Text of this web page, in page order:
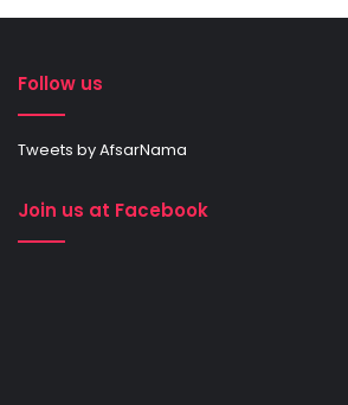
Follow us
Tweets by AfsarNama
Join us at Facebook